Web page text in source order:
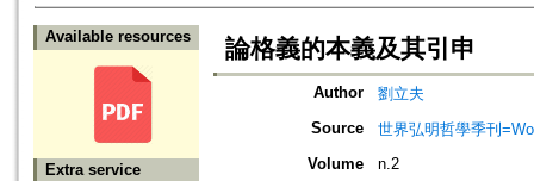
Available resources
Extra service
論格義的本義及其引申
Author
劉立夫
Source
世界弘明哲學季刊
Volume
n.2